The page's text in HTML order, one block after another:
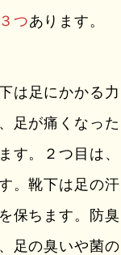
つあります。
は足にかかる力
足が痛くなった
す。２つ目は、
。靴下は足の汗
保ちます。防臭
足の臭いや菌の